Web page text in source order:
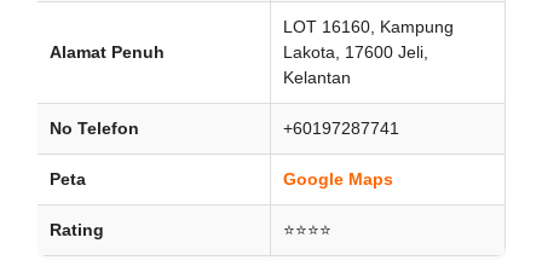
Alamat Penuh
LOT 16160, Kampung
Lakota, 17600 Jeli,
Kelantan
No Telefon +60197287741
Peta Google Maps
Rating ⭐⭐⭐⭐